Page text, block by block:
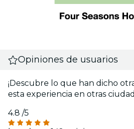
Opiniones de usuarios
¡Descubre lo que han dicho
esta experiencia en otras
4.8 /5